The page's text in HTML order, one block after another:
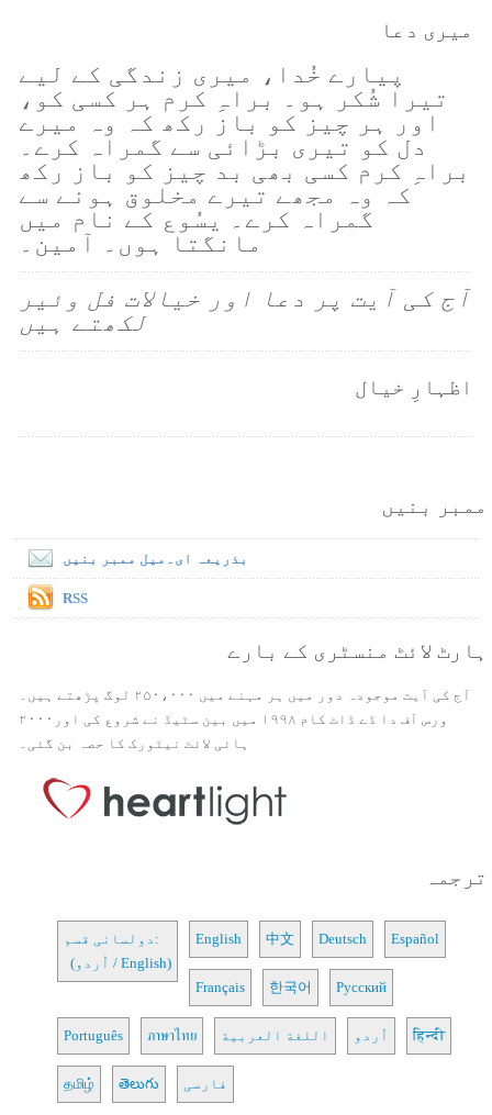
میری دعا
پیارے خُدا، میری زندگی کے لیے
تیرا شُکر ہو۔ براہِ کرم ہر کسی کو،
اور ہر چیز کو باز رکھ کہ وہ میرے
دل کو تیری بڑائی سے گمراہ کرے۔
براہِ کرم کسی بھی بد چیز کو باز رکھ
کہ وہ مجھے تیرے مخلوق ہونے سے
گمراہ کرے۔ یسُوع کے نام میں
مانگتا ہوں۔ آمین۔
آج کی آیت پر دعا اور خیالات فل وئیر
لکھتے ہیں
اظہارِ خیال
ممبر بنیں
بذریعہ ای۔میل ممبر بنیں
RSS
ہارٹ لائٹ منسٹری کے بارے
آج کی آیت موجودہ دور میں ہر مہنے میں ۲۵۰،۰۰۰ لوگ پڑھتے ہیں۔
ورس آف دا ڈے ڈاٹ کام ۱۹۹۸ میں بین سٹیڈ نے شروع کی اور۲۰۰۰
ہائی لائٹ نیٹورک کا حصہ بن گئی۔
ترجمہ
دولسانی قسم:
(اُردو / English)
English 中文 Deutsch Español
Français 한국어 Русский
Português ภาษาไทย اللغة العربية اُردو हिन्दी
தமிழ் తెలుగు فارسی